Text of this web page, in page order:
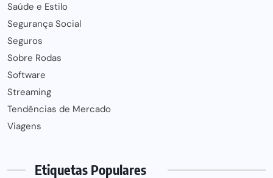
Saúde e Estilo
Segurança Social
Seguros
Sobre Rodas
Software
Streaming
Tendências de Mercado
Viagens
Etiquetas Populares